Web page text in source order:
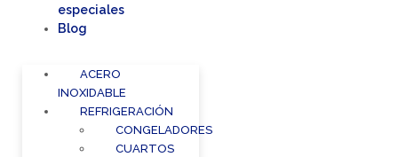
especiales
Blog
ACERO
INOXIDABLE
REFRIGERACIÓN
CONGELADORES
CUARTOS